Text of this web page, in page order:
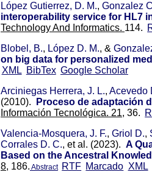
López Gutierrez, D. M., Gonzalez
interoperability service for HL7
Technology And Informatics. 114.
Blobel, B., López D. M., &
on big data for personalized
XML BibTex Google Scholar
Arciniegas Herrera, J. L., Acevedo
(2010).
Proceso de adaptación
Información Tecnológica. 21, 36.
Valencia-Mosquera, J. F., Griol D.,
Corrales D. C., et al. (2023). A
Based on the Ancestral
8, 186. Abstract RTF Marcado XML